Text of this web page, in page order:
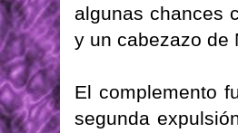
algunas chances
y un cabezazo de
El complemento
segunda